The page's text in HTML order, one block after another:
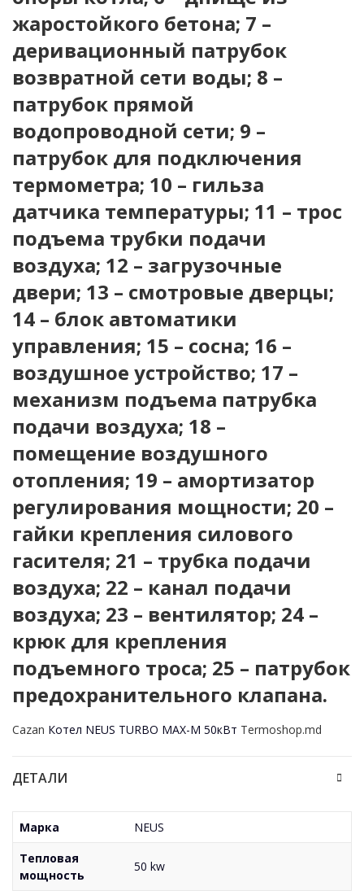
жаростойкого бетона; 7 –
деривационный патрубок
возвратной сети воды; 8 –
патрубок прямой
водопроводной сети; 9 –
патрубок для подключения
термометра; 10 – гильза
датчика температуры; 11 – трос
подъема трубки подачи
воздуха; 12 – загрузочные
двери; 13 – смотровые дверцы;
14 – блок автоматики
управления; 15 – сосна; 16 –
воздушное устройство; 17 –
механизм подъема патрубка
подачи воздуха; 18 –
помещение воздушного
отопления; 19 – амортизатор
регулирования мощности; 20 –
гайки крепления силового
гасителя; 21 – трубка подачи
воздуха; 22 – канал подачи
воздуха; 23 – вентилятор; 24 –
крюк для крепления
подъемного троса; 25 – патрубок
предохранительного клапана.
Cazan Котел NEUS TURBO MAX-M 50кВт Termoshop.md
ДЕТАЛИ
Марка
NEUS
Тепловая
мощность
50 kw